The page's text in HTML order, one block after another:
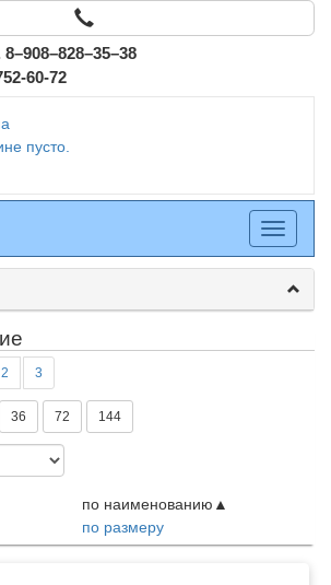
8–908–828–35–38
60-72
пусто.
меню
2 3
36 72 144
по наименованию
по размеру